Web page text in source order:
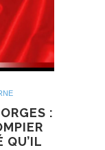
:
QU’IL